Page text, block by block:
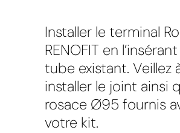
Installer le terminal
RENOFIT en
tube existant. Veillez
installer le joint ainsi
rosace Ø95 fournis
votre kit.